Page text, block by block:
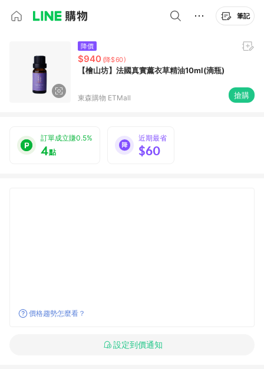
筆記
降價
$940 (降$60)
【檜山坊】法國真實薰衣草精油10ml(滴瓶)
東森購物 ETMall 搶購
訂單成立賺0.5%
4點
近期最省
$60
價格趨勢怎麼看？
設定到價通知